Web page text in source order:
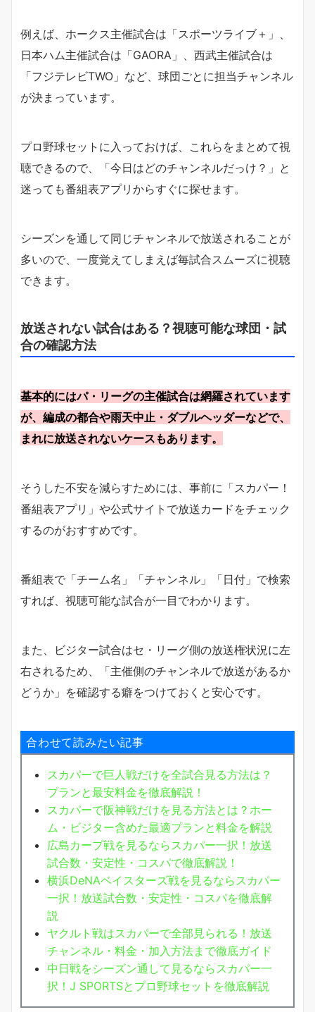
例えば、ホークス主催試合は「スポーツライブ＋」、
日本ハム主催試合は「GAORA」、西武主催試合は
「フジテレビTWO」など、球団ごとに担当チャンネル
が決まっています。
プロ野球セットに入っておけば、これらをまとめて視
聴できるので、「今日はどのチャンネルだっけ？」と
迷っても番組表アプリからすぐに探せます。
シーズンを通して同じチャンネルで放送されることが
多いので、一度覚えてしまえば毎試合スムーズに視聴
できます。
放送されない試合はある？視聴可能な球団・試
合の確認方法
基本的にはパ・リーグの主催試合は網羅されています
が、編成の都合や雨天中止・ダブルヘッダーなどで、
まれに放送されないケースもあります。
そうした不安を減らすためには、事前に「スカパー！
番組表アプリ」や公式サイトで放送カードをチェック
するのがおすすめです。
番組表で「チーム名」「チャンネル」「日付」で検索
すれば、視聴可能な試合が一目でわかります。
また、ビジター試合はセ・リーグ側の放送権状況に左
右されるため、「主催側のチャンネルで放送があるか
どうか」を確認する癖をつけておくと安心です。
合わせて読みたい記事
スカパーで巨人戦だけを全試合見る方法は？
プランと最安料金を徹底解説！
スカパーで阪神戦だけを見る方法とは？ホー
ム・ビジター含めた最適プランと料金を解説
広島カープ戦を見るならスカパー一択！放送
試合数・安定性・コスパで徹底解説！
横浜DeNAベイスターズ戦を見るならスカパー
一択！放送試合数・安定性・コスパを徹底解
説
ヤクルト戦はスカパーで全部見られる！放送
チャンネル・料金・加入方法まで徹底ガイド
中日戦をシーズン通して見るならスカパー一
択！J SPORTSとプロ野球セットを徹底解説